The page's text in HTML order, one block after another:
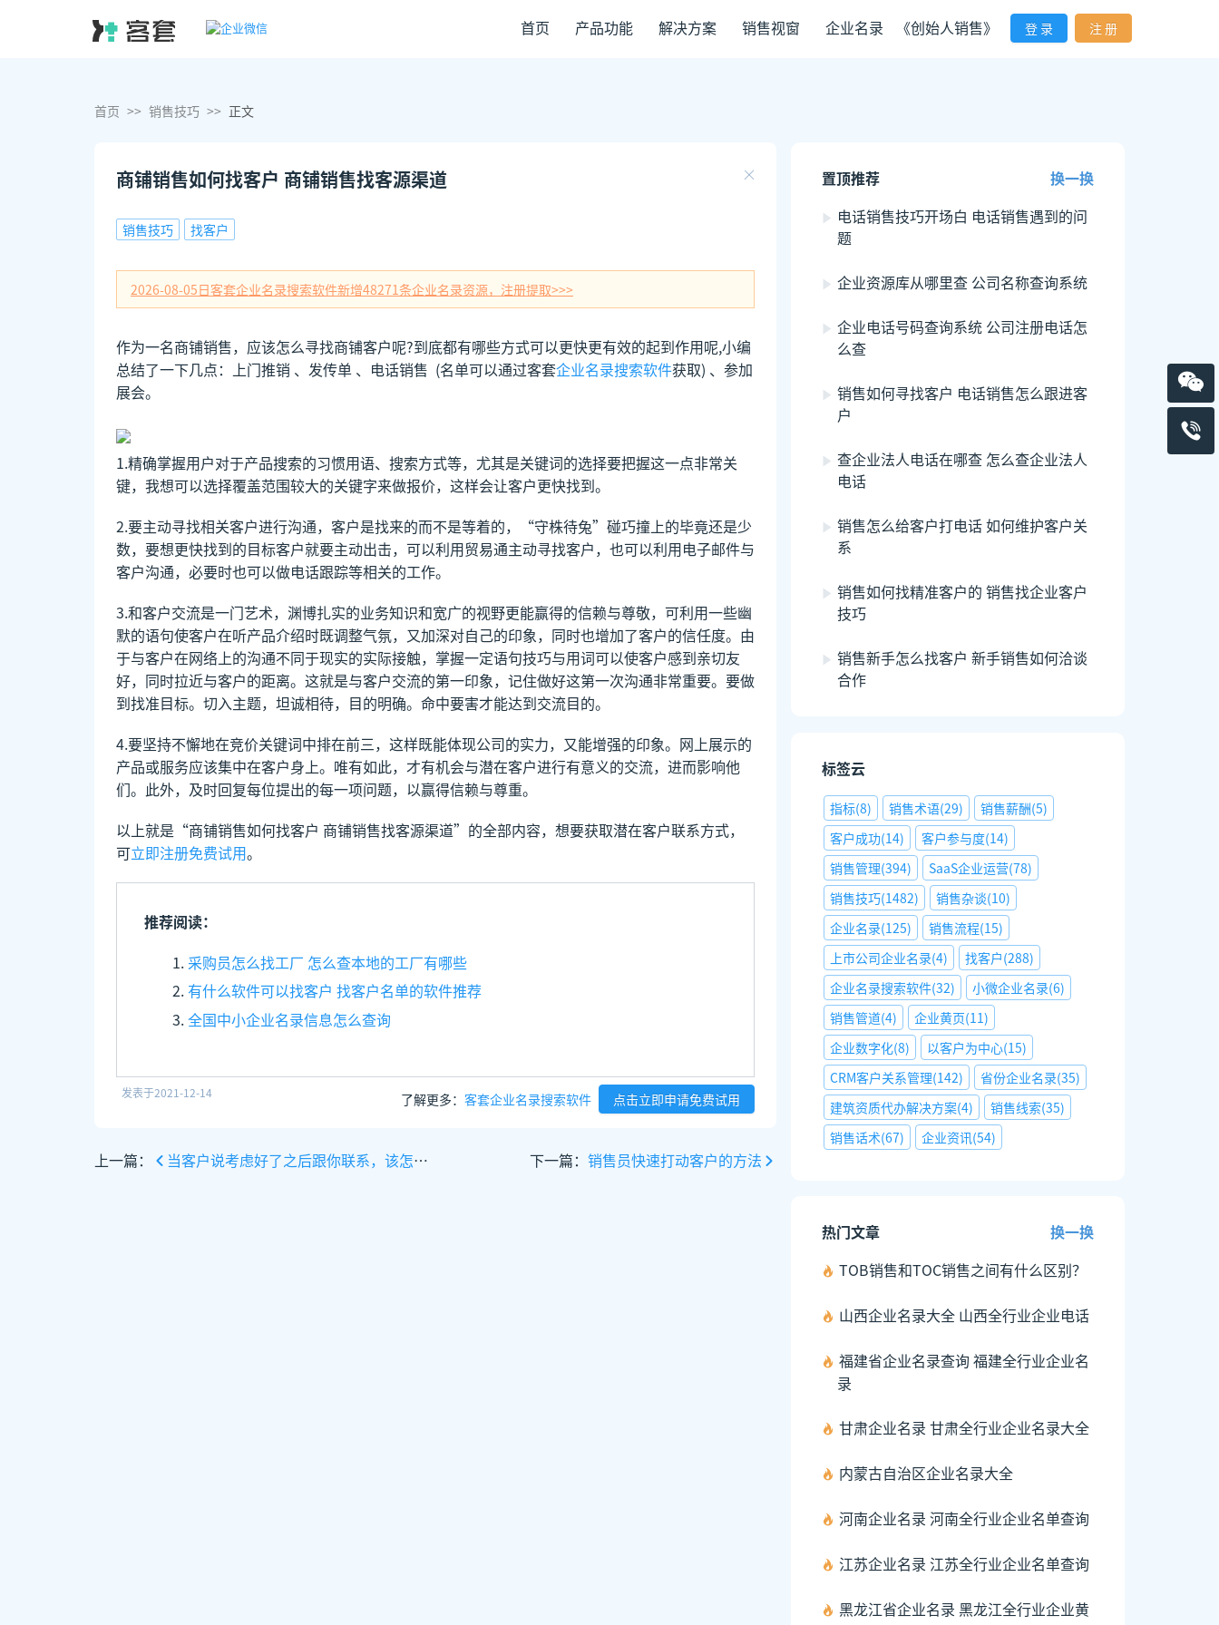
首页 产品功能 解决方案 销售视窗 企业名录 《创始人销售》 登 录 注 册
首页 >> 销售技巧 >> 正文
商铺销售如何找客户 商铺销售找客源渠道
销售技巧 找客户
2026-08-05日客套企业名录搜索软件新增48271条企业名录资源，注册提取>>>
作为一名商铺销售，应该怎么寻找商铺客户呢?到底都有哪些方式可以更快更有效的起到作用呢,小编
总结了一下几点：上门推销 、发传单 、电话销售 (名单可以通过客套企业名录搜索软件获取) 、参加
展会。
1.精确掌握用户对于产品搜索的习惯用语、搜索方式等，尤其是关键词的选择要把握这一点非常关
键，我想可以选择覆盖范围较大的关键字来做报价，这样会让客户更快找到。
2.要主动寻找相关客户进行沟通，客户是找来的而不是等着的，“守株待兔”碰巧撞上的毕竟还是少
数，要想更快找到的目标客户就要主动出击，可以利用贸易通主动寻找客户，也可以利用电子邮件与
客户沟通，必要时也可以做电话跟踪等相关的工作。
3.和客户交流是一门艺术，渊博扎实的业务知识和宽广的视野更能赢得的信赖与尊敬，可利用一些幽
默的语句使客户在听产品介绍时既调整气氛，又加深对自己的印象，同时也增加了客户的信任度。由
于与客户在网络上的沟通不同于现实的实际接触，掌握一定语句技巧与用词可以使客户感到亲切友
好，同时拉近与客户的距离。这就是与客户交流的第一印象，记住做好这第一次沟通非常重要。要做
到找准目标。切入主题，坦诚相待，目的明确。命中要害才能达到交流目的。
4.要坚持不懈地在竞价关键词中排在前三，这样既能体现公司的实力，又能增强的印象。网上展示的
产品或服务应该集中在客户身上。唯有如此，才有机会与潜在客户进行有意义的交流，进而影响他
们。此外，及时回复每位提出的每一项问题，以赢得信赖与尊重。
以上就是“商铺销售如何找客户 商铺销售找客源渠道”的全部内容，想要获取潜在客户联系方式，
可立即注册免费试用。
推荐阅读：
采购员怎么找工厂 怎么查本地的工厂有哪些
有什么软件可以找客户 找客户名单的软件推荐
全国中小企业名录信息怎么查询
发表于2021-12-14 了解更多： 客套企业名录搜索软件 点击立即申请免费试用
上一篇： 当客户说考虑好了之后跟你联系，该怎么办 下一篇： 销售员快速打动客户的方法
置顶推荐
换一换
电话销售技巧开场白 电话销售遇到的问
题
企业资源库从哪里查 公司名称查询系统
企业电话号码查询系统 公司注册电话怎
么查
销售如何寻找客户 电话销售怎么跟进客
户
查企业法人电话在哪查 怎么查企业法人
电话
销售怎么给客户打电话 如何维护客户关
系
销售如何找精准客户的 销售找企业客户
技巧
销售新手怎么找客户 新手销售如何洽谈
合作
标签云
指标(8) 销售术语(29) 销售薪酬(5)
客户成功(14) 客户参与度(14)
销售管理(394) SaaS企业运营(78)
销售技巧(1482) 销售杂谈(10)
企业名录(125) 销售流程(15)
上市公司企业名录(4) 找客户(288)
企业名录搜索软件(32) 小微企业名录(6)
销售管道(4) 企业黄页(11)
企业数字化(8) 以客户为中心(15)
CRM客户关系管理(142) 省份企业名录(35)
建筑资质代办解决方案(4) 销售线索(35)
销售话术(67) 企业资讯(54)
热门文章
换一换
TOB销售和TOC销售之间有什么区别？
山西企业名录大全 山西全行业企业电话
福建省企业名录查询 福建全行业企业名
录
甘肃企业名录 甘肃全行业企业名录大全
内蒙古自治区企业名录大全
河南企业名录 河南全行业企业名单查询
江苏企业名录 江苏全行业企业名单查询
黑龙江省企业名录 黑龙江全行业企业黄